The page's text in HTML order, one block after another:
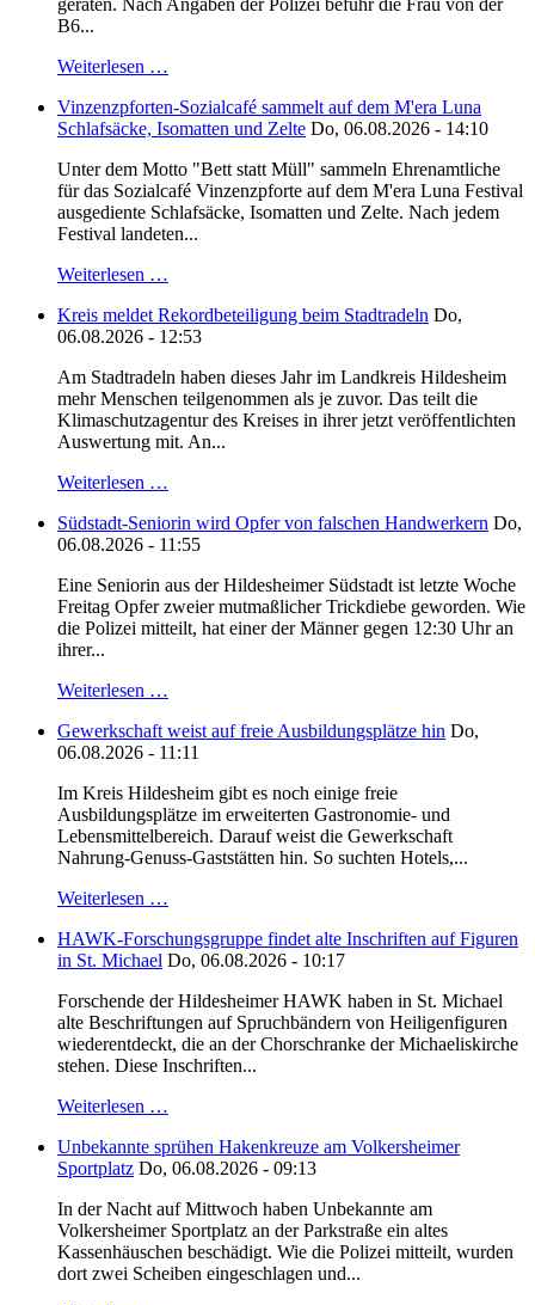
geraten. Nach Angaben der Polizei befuhr die Frau von der
B6...
Weiterlesen …
Vinzenzpforten-Sozialcafé sammelt auf dem M'era Luna
Schlafsäcke, Isomatten und Zelte Do, 06.08.2026 - 14:10
Unter dem Motto "Bett statt Müll" sammeln Ehrenamtliche
für das Sozialcafé Vinzenzpforte auf dem M'era Luna Festival
ausgediente Schlafsäcke, Isomatten und Zelte. Nach jedem
Festival landeten...
Weiterlesen …
Kreis meldet Rekordbeteiligung beim Stadtradeln Do,
06.08.2026 - 12:53
Am Stadtradeln haben dieses Jahr im Landkreis Hildesheim
mehr Menschen teilgenommen als je zuvor. Das teilt die
Klimaschutzagentur des Kreises in ihrer jetzt veröffentlichten
Auswertung mit. An...
Weiterlesen …
Südstadt-Seniorin wird Opfer von falschen Handwerkern Do,
06.08.2026 - 11:55
Eine Seniorin aus der Hildesheimer Südstadt ist letzte Woche
Freitag Opfer zweier mutmaßlicher Trickdiebe geworden. Wie
die Polizei mitteilt, hat einer der Männer gegen 12:30 Uhr an
ihrer...
Weiterlesen …
Gewerkschaft weist auf freie Ausbildungsplätze hin Do,
06.08.2026 - 11:11
Im Kreis Hildesheim gibt es noch einige freie
Ausbildungsplätze im erweiterten Gastronomie- und
Lebensmittelbereich. Darauf weist die Gewerkschaft
Nahrung-Genuss-Gaststätten hin. So suchten Hotels,...
Weiterlesen …
HAWK-Forschungsgruppe findet alte Inschriften auf Figuren
in St. Michael Do, 06.08.2026 - 10:17
Forschende der Hildesheimer HAWK haben in St. Michael
alte Beschriftungen auf Spruchbändern von Heiligenfiguren
wiederentdeckt, die an der Chorschranke der Michaeliskirche
stehen. Diese Inschriften...
Weiterlesen …
Unbekannte sprühen Hakenkreuze am Volkersheimer
Sportplatz Do, 06.08.2026 - 09:13
In der Nacht auf Mittwoch haben Unbekannte am
Volkersheimer Sportplatz an der Parkstraße ein altes
Kassenhäuschen beschädigt. Wie die Polizei mitteilt, wurden
dort zwei Scheiben eingeschlagen und...